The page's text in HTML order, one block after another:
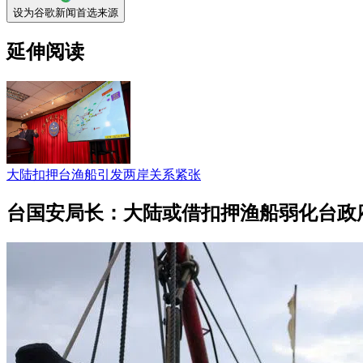
设为谷歌新闻首选来源
延伸阅读
大陆扣押台渔船引发两岸关系紧张
台国安局长：大陆或借扣押渔船弱化台政